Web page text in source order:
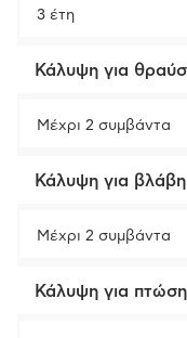
3 έτη
Κάλυψη για
Μέχρι 2 συμβάντα
Κάλυψη για
Μέχρι 2 συμβάντα
Κάλυψη για